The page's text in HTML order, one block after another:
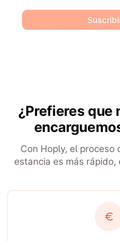
¿Prefieres que
Con Hoply, el proceso
estancia es más rápido,